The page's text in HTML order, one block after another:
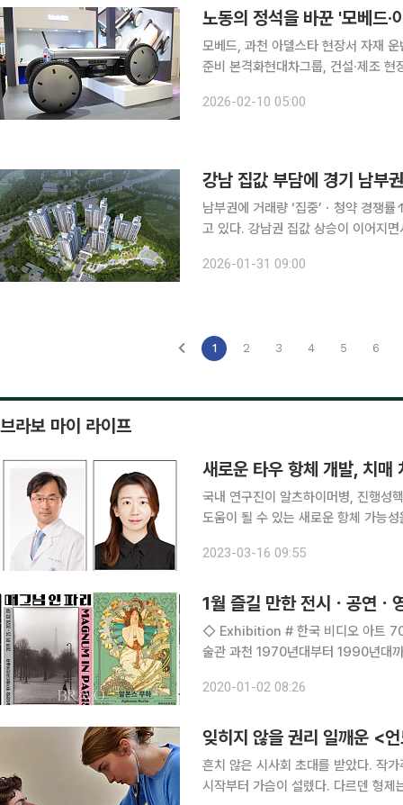
모베드, 과천 아델스타 현장서 자재
준비 본격화현대차그룹, 건설·제조 현장서 노동 대체 기술
로봇과의 협업을 통해 고위험·고강도
2026-02-10 05:00
강남 집값 부담에 경기 남부
남부권에 거래량 ‘집중’ㆍ청약 경쟁률↑ 용인·성남·하남 등 경기 남부권 아파트 시장이 강세
고 있다. 강남권 집값 상승이 이어지
과천시 14.65%, 하남시 10.06%,
2026-01-31 09:00
1 2 3 4 5 6
브라보 마이 라이프
새로운 타우 항체 개발, 치매
국내 연구진이 알츠하이머병, 진행성
도움이 될 수 있는 새로운 항체 가능성을 확인해 주목받고
로 명명된 항체는 특히 타우병증의 발
2023-03-16 09:55
1월 즐길 만한 전시ㆍ공연ㆍ
◇ Exhibition # 한국 비디오 아트 7090: 시간 이미지 장치 일정 5월 31일까지 장소 국립현대미
술관 과천 1970년대부터 1990년대
성, 행위, 과정의 개념을 실험한 1
2020-01-02 08:26
잊히지 않을 권리 일깨운 <
흔치 않은 시사회 초대를 받았다. 작
시작부터 가슴이 설렜다. 다르덴 형